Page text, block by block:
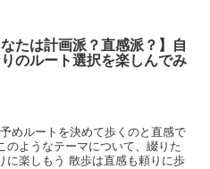
なたは計画派？直感派？】自
のルート選択を楽しんでみ
めルートを決めて歩くのと直感で
のようなテーマについて、綴りた
に楽しもう 散歩は直感も頼りに歩